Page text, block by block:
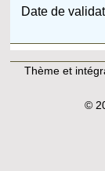
Date de
Thème et
©